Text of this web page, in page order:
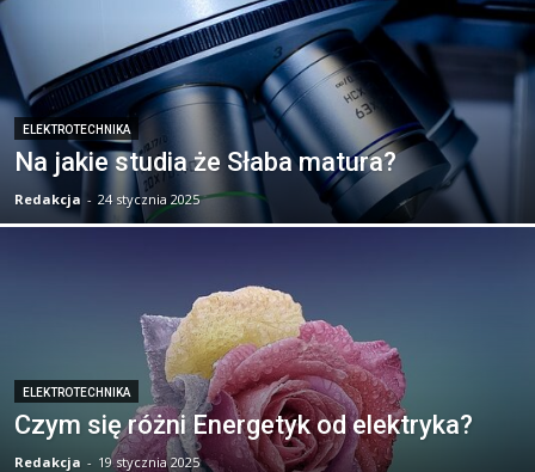
ELEKTROTECHNIKA
Na jakie studia że Słaba matura?
Redakcja - 24 stycznia 2025
ELEKTROTECHNIKA
Czym się różni Energetyk od elektryka?
Redakcja - 19 stycznia 2025